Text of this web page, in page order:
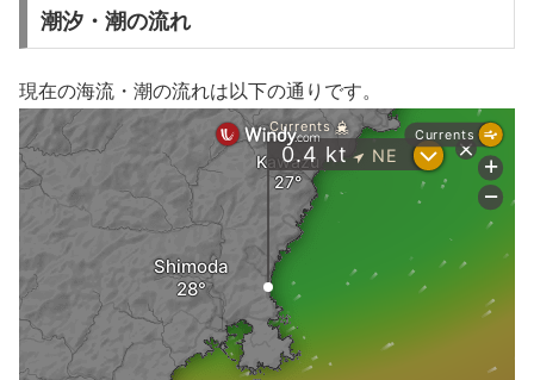
潮汐・潮の流れ
現在の海流・潮の流れは以下の通りです。